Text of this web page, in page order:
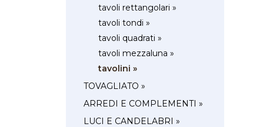
tavoli rettangolari »
tavoli tondi »
tavoli quadrati »
tavoli mezzaluna »
tavolini »
TOVAGLIATO »
ARREDI E COMPLEMENTI »
LUCI E CANDELABRI »